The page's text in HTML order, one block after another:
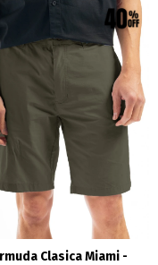
Clasica Miami -